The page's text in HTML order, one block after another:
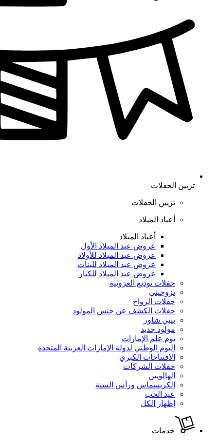
تزيين الحفلات
تزيين الحفلات
أعياد الميلاد
أعياد الميلاد
عروض عيد الميلاد الأول
عروض عيد الميلاد للأولاد
عروض عيد الميلاد للبنات
عروض عيد الميلاد للكبار
حفلات توديع العزوبية
تزوجيني
حفلات الزواج
حفلات الكشف عن جنس المولود
بيبي شاور
مولود جديد
يوم علم الإمارات
اليوم الوطني لدولة الإمارات العربية المتحدة
الافتتاحات الكبري
حفلات الشركات
الهالويين
الكريسماس ورأس السنة
عيد الحب
إظهار الكل
خدمات